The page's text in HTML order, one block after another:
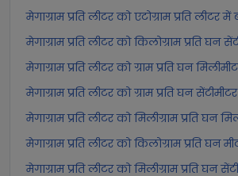
मेगाग्राम प्रति लीटर को एटोग्राम प्रति लीटर
मेगाग्राम प्रति लीटर को किलोग्राम प्रति घन
मेगाग्राम प्रति लीटर को ग्राम प्रति घन
मेगाग्राम प्रति लीटर को ग्राम प्रति घन
मेगाग्राम प्रति लीटर को मिलीग्राम प्रति घन
मेगाग्राम प्रति लीटर को किलोग्राम प्रति घन
मेगाग्राम प्रति लीटर को मिलीग्राम प्रति घन